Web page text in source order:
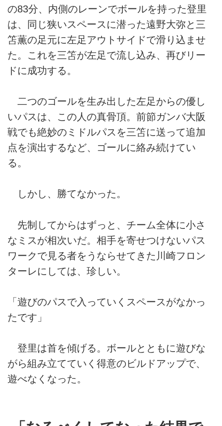
の83分、内側のレーンでボールを持った登里
は、同じ狭いスペースに潜った遠野大弥と三
笘薫の足元に左足アウトサイドで滑り込ませ
た。これを三笘が左足で流し込み、再びリー
ドに成功する。
二つのゴールを生み出した左足からの優し
いパスは、この人の真骨頂。前節ガンバ大阪
戦でも絶妙のミドルパスを三笘に送って追加
点を演出するなど、ゴールに絡み続けてい
る。
しかし、勝てなかった。
先制してからはずっと、チーム全体に小さ
なミスが相次いだ。相手を寄せつけないパス
ワークで見る者をうならせてきた川崎フロン
ターレにしては、珍しい。
「遊びのパスで入っていくスペースがなかっ
たです」
登里は首を傾げる。ボールとともに遊びな
がら組み立てていく得意のビルドアップで、
遊べなくなった。